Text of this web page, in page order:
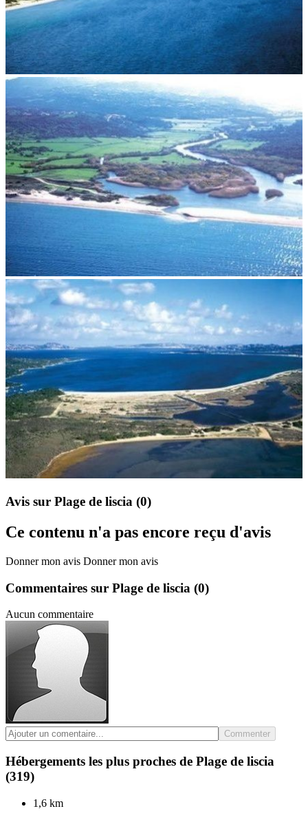
Avis sur Plage de liscia (0)
Ce contenu n'a pas encore reçu d'avis
Donner mon avis Donner mon avis
Commentaires sur Plage de liscia (0)
Aucun commentaire
Commenter
Hébergements les plus proches de Plage de liscia
(319)
1,6 km